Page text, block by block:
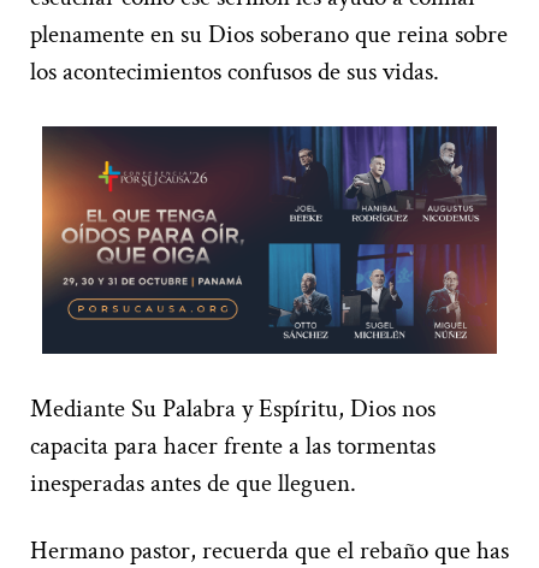
plenamente en su Dios soberano que reina sobre
los acontecimientos confusos de sus vidas.
Mediante Su Palabra y Espíritu, Dios nos
capacita para hacer frente a las tormentas
inesperadas antes de que lleguen.
Hermano pastor, recuerda que el rebaño que has